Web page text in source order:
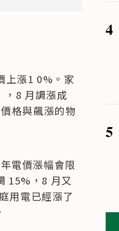
上漲1 0%。家
8 月調漲成
格與飆漲的物
電價漲幅會限
15%，8 月又
用電已經漲了
4
5